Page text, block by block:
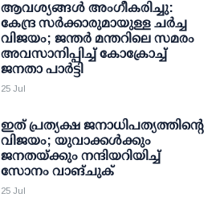
ആവശ്യങ്ങള്‍ അംഗീകരിച്ചു:
കേന്ദ്ര സര്‍ക്കാരുമായുള്ള ചര്‍ച്ച
വിജയം; ജന്തര്‍ മന്തറിലെ സമരം
അവസാനിപ്പിച്ച് കോക്രോച്ച്
ജനതാ പാര്‍ട്ടി
25 Jul
ഇത് പ്രത്യക്ഷ ജനാധിപത്യത്തിന്റെ
വിജയം; യുവാക്കള്‍ക്കും
ജനതയ്ക്കും നന്ദിയറിയിച്ച്
സോനം വാങ്ചുക്
25 Jul